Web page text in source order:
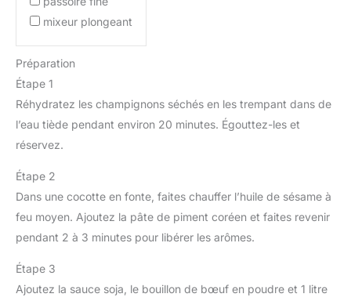
mixeur plongeant
Préparation
Étape 1
Réhydratez les champignons séchés en les trempant dans de
l’eau tiède pendant environ 20 minutes. Égouttez-les et
réservez.
Étape 2
Dans une cocotte en fonte, faites chauffer l’huile de sésame à
feu moyen. Ajoutez la pâte de piment coréen et faites revenir
pendant 2 à 3 minutes pour libérer les arômes.
Étape 3
Ajoutez la sauce soja, le bouillon de bœuf en poudre et 1 litre